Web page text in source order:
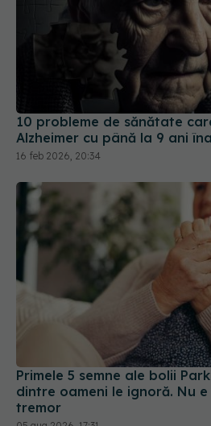
10 probleme de sănătate
Alzheimer cu până la 9 ani
16 feb 2026, 20:34
Primele 5 semne ale bolii
dintre oameni le ignoră. Nu
tremor
05 aug 2026, 17:31